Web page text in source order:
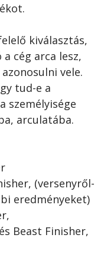
kiválasztás,
cég arca lesz,
vele.
tud-e a
személyisége
arculatába.
(versenyről-
eredményeket)
Beast Finisher,